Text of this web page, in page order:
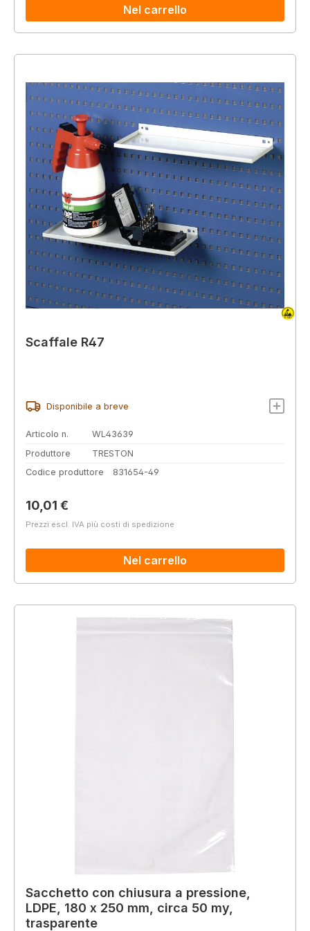
Nel carrello
Scaffale R47
Disponibile a breve
Articolo n.
WL43639
Produttore
TRESTON
Codice produttore
831654-49
Prezzo normale:
10,01 €
Prezzi escl. IVA più costi di spedizione
Nel carrello
Sacchetto con chiusura a pressione,
LDPE, 180 x 250 mm, circa 50 my,
trasparente